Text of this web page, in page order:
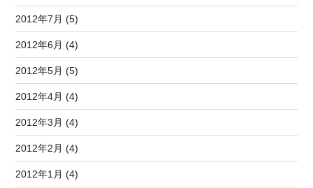
2012年7月 (5)
2012年6月 (4)
2012年5月 (5)
2012年4月 (4)
2012年3月 (4)
2012年2月 (4)
2012年1月 (4)